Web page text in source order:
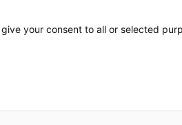
Farmacja Play
your consent to all or selected